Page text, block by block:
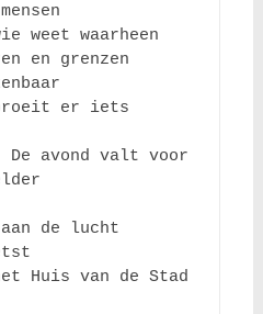
weet waarheen
en grenzen
broeit er iets
avond valt voor
de lucht
Huis van de Stad